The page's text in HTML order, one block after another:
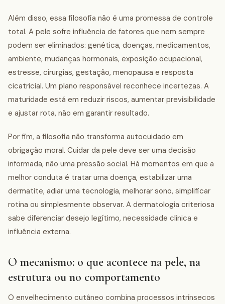
Além disso, essa filosofia não é uma promessa de controle
total. A pele sofre influência de fatores que nem sempre
podem ser eliminados: genética, doenças, medicamentos,
ambiente, mudanças hormonais, exposição ocupacional,
estresse, cirurgias, gestação, menopausa e resposta
cicatricial. Um plano responsável reconhece incertezas. A
maturidade está em reduzir riscos, aumentar previsibilidade
e ajustar rota, não em garantir resultado.
Por fim, a filosofia não transforma autocuidado em
obrigação moral. Cuidar da pele deve ser uma decisão
informada, não uma pressão social. Há momentos em que a
melhor conduta é tratar uma doença, estabilizar uma
dermatite, adiar uma tecnologia, melhorar sono, simplificar
rotina ou simplesmente observar. A dermatologia criteriosa
sabe diferenciar desejo legítimo, necessidade clínica e
influência externa.
O mecanismo: o que acontece na pele, na
estrutura ou no comportamento
O envelhecimento cutâneo combina processos intrínsecos